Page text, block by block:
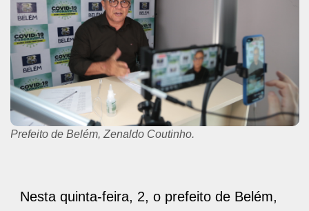
Prefeito de Belém, Zenaldo Coutinho.
Nesta quinta-feira, 2, o prefeito de Belém,